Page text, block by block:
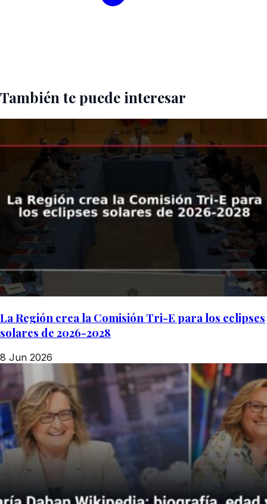
También te puede interesar
La Región crea la Comisión Tri-E para los eclipses
solares de 2026-2028
8 Jun 2026